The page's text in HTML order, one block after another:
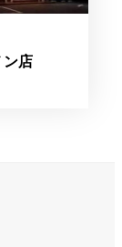
店